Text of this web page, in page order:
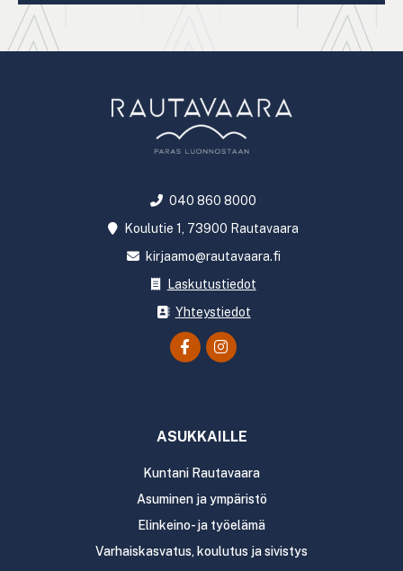
040 860 8000
Koulutie 1, 73900 Rautavaara
kirjaamo@rautavaara.fi
Laskutustiedot
Yhteystiedot
ASUKKAILLE
Kuntani Rautavaara
Asuminen ja ympäristö
Elinkeino- ja työelämä
Varhaiskasvatus, koulutus ja sivistys